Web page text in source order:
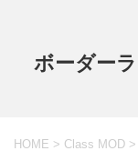
ボーダー
HOME > Class MOD >